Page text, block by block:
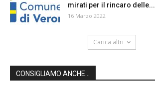
mirati per il rincaro delle...
16 Marzo 2022
Carica altri
CONSIGLIAMO ANCHE...